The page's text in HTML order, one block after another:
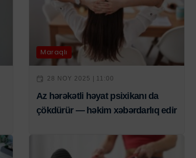
Maraqlı
28 NOY 2025 | 11:00
Az hərəkətli həyat psixikanı da
çökdürür — həkim xəbərdarlıq edir